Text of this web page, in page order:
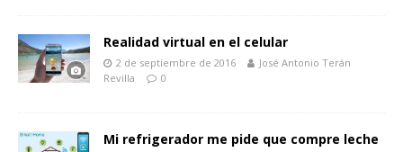
Realidad virtual en el celular
2 de septiembre de 2016
José Antonio Terán
Revilla
0
Mi refrigerador me pide que compre leche